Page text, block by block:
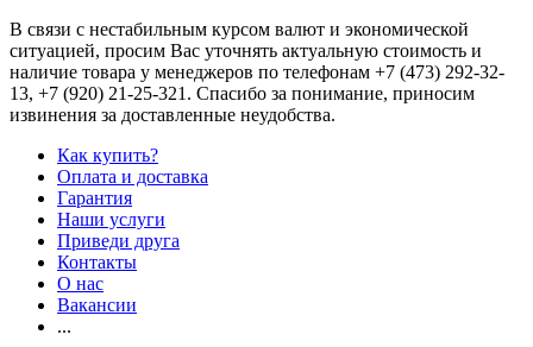
В связи с нестабильным курсом валют и экономической
ситуацией, просим Вас уточнять актуальную стоимость и
наличие товара у менеджеров по телефонам +7 (473) 292-32-
13, +7 (920) 21-25-321 . Спасибо за понимание, приносим
извинения за доставленные неудобства.
Как купить?
Оплата и доставка
Гарантия
Наши услуги
Приведи друга
Контакты
О нас
Вакансии
...